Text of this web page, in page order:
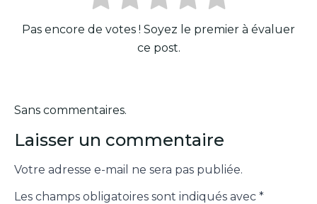
Pas encore de votes ! Soyez le premier à évaluer
ce post.
Sans commentaires.
Laisser un commentaire
Votre adresse e-mail ne sera pas publiée.
Les champs obligatoires sont indiqués avec *